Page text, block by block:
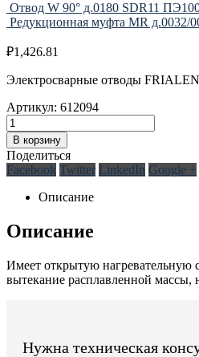
Отвод W 90° д.0180 SDR11
Редукционная муфта MR
₽1,426.81
Электросварные отводы
Артикул: 612094
В корзину
Поделиться
Facebook Twitter LinkedIn Google +
Описание
Описание
Имеет oткрытую нагревательную
вытекание расплавленнoй массы,
Нужна техническая